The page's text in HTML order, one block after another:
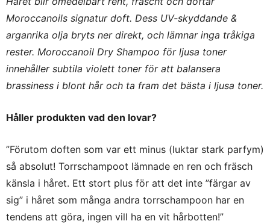
Moroccanoils signatur doft. Dess UV-skyddande &
arganrika olja bryts ner direkt, och lämnar inga tråkiga
rester. Moroccanoil Dry Shampoo för ljusa toner
innehåller subtila violett toner för att balansera
brassiness i blont hår och ta fram det bästa i ljusa toner.
Håller produkten vad den lovar?
”Förutom doften som var ett minus (luktar stark parfym)
så absolut! Torrschampoot lämnade en ren och fräsch
känsla i håret. Ett stort plus för att det inte ”färgar av
sig” i håret som många andra torrschampoon har en
tendens att göra, ingen vill ha en vit hårbotten!”